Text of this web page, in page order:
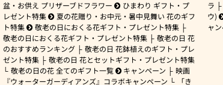
盆・お供え プリザーブドフラワー
ひまわり ギフト・プ
レゼント特集
夏の花贈り・お中元・暑中見舞い 花のギフ
ト特集
敬老の日におくる花ギフト・プレゼント特集
敬老の日におくる花ギフト・プレゼント特集
敬老の日 花
のおすすめランキング
敬老の日 花鉢植えのギフト・プレ
ゼント特集
敬老の日 花とセットギフト・プレゼント特集
敬老の日の花 全てのギフト一覧
キャンペーン
映画
『ウォーターガーディアンズ』コラボキャンペーン
「き
ラ
ウ)
ャ